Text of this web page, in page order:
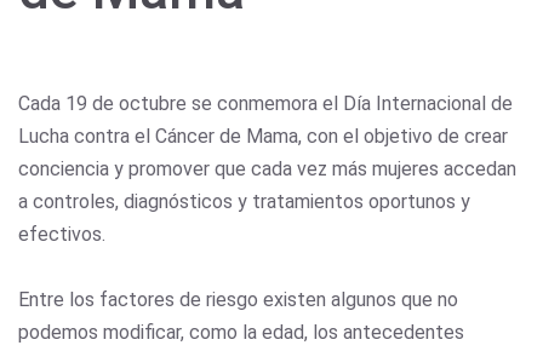
Cada 19 de octubre se conmemora el Día Internacional de
Lucha contra el Cáncer de Mama, con el objetivo de crear
conciencia y promover que cada vez más mujeres accedan
a controles, diagnósticos y tratamientos oportunos y
efectivos.
Entre los factores de riesgo existen algunos que no
podemos modificar, como la edad, los antecedentes